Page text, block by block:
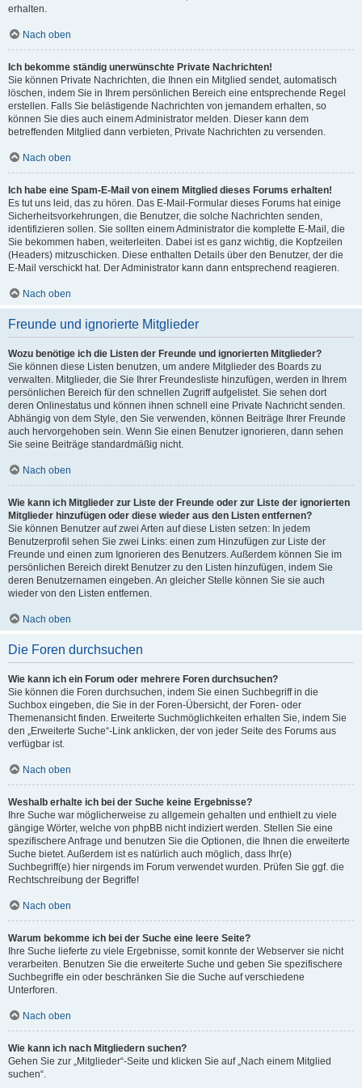
erhalten.
Nach oben
Ich bekomme ständig unerwünschte Private Nachrichten!
Sie können Private Nachrichten, die Ihnen ein Mitglied sendet, automatisch
löschen, indem Sie in Ihrem persönlichen Bereich eine entsprechende Regel
erstellen. Falls Sie belästigende Nachrichten von jemandem erhalten, so
können Sie dies auch einem Administrator melden. Dieser kann dem
betreffenden Mitglied dann verbieten, Private Nachrichten zu versenden.
Nach oben
Ich habe eine Spam-E-Mail von einem Mitglied dieses Forums erhalten!
Es tut uns leid, das zu hören. Das E-Mail-Formular dieses Forums hat einige
Sicherheitsvorkehrungen, die Benutzer, die solche Nachrichten senden,
identifizieren sollen. Sie sollten einem Administrator die komplette E-Mail, die
Sie bekommen haben, weiterleiten. Dabei ist es ganz wichtig, die Kopfzeilen
(Headers) mitzuschicken. Diese enthalten Details über den Benutzer, der die
E-Mail verschickt hat. Der Administrator kann dann entsprechend reagieren.
Nach oben
Freunde und ignorierte Mitglieder
Wozu benötige ich die Listen der Freunde und ignorierten Mitglieder?
Sie können diese Listen benutzen, um andere Mitglieder des Boards zu
verwalten. Mitglieder, die Sie Ihrer Freundesliste hinzufügen, werden in Ihrem
persönlichen Bereich für den schnellen Zugriff aufgelistet. Sie sehen dort
deren Onlinestatus und können ihnen schnell eine Private Nachricht senden.
Abhängig von dem Style, den Sie verwenden, können Beiträge Ihrer Freunde
auch hervorgehoben sein. Wenn Sie einen Benutzer ignorieren, dann sehen
Sie seine Beiträge standardmäßig nicht.
Nach oben
Wie kann ich Mitglieder zur Liste der Freunde oder zur Liste der ignorierten
Mitglieder hinzufügen oder diese wieder aus den Listen entfernen?
Sie können Benutzer auf zwei Arten auf diese Listen setzen: In jedem
Benutzerprofil sehen Sie zwei Links: einen zum Hinzufügen zur Liste der
Freunde und einen zum Ignorieren des Benutzers. Außerdem können Sie im
persönlichen Bereich direkt Benutzer zu den Listen hinzufügen, indem Sie
deren Benutzernamen eingeben. An gleicher Stelle können Sie sie auch
wieder von den Listen entfernen.
Nach oben
Die Foren durchsuchen
Wie kann ich ein Forum oder mehrere Foren durchsuchen?
Sie können die Foren durchsuchen, indem Sie einen Suchbegriff in die
Suchbox eingeben, die Sie in der Foren-Übersicht, der Foren- oder
Themenansicht finden. Erweiterte Suchmöglichkeiten erhalten Sie, indem Sie
den „Erweiterte Suche“-Link anklicken, der von jeder Seite des Forums aus
verfügbar ist.
Nach oben
Weshalb erhalte ich bei der Suche keine Ergebnisse?
Ihre Suche war möglicherweise zu allgemein gehalten und enthielt zu viele
gängige Wörter, welche von phpBB nicht indiziert werden. Stellen Sie eine
spezifischere Anfrage und benutzen Sie die Optionen, die Ihnen die erweiterte
Suche bietet. Außerdem ist es natürlich auch möglich, dass Ihr(e)
Suchbegriff(e) hier nirgends im Forum verwendet wurden. Prüfen Sie ggf. die
Rechtschreibung der Begriffe!
Nach oben
Warum bekomme ich bei der Suche eine leere Seite?
Ihre Suche lieferte zu viele Ergebnisse, somit konnte der Webserver sie nicht
verarbeiten. Benutzen Sie die erweiterte Suche und geben Sie spezifischere
Suchbegriffe ein oder beschränken Sie die Suche auf verschiedene
Unterforen.
Nach oben
Wie kann ich nach Mitgliedern suchen?
Gehen Sie zur „Mitglieder“-Seite und klicken Sie auf „Nach einem Mitglied
suchen“.